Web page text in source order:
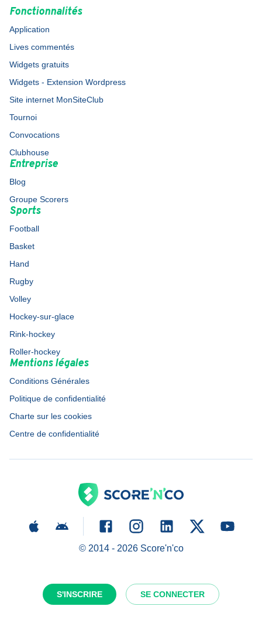
S'INSCRIRE SE CONNECTER
Fonctionnalités
Application
Lives commentés
Widgets gratuits
Widgets - Extension Wordpress
Site internet MonSiteClub
Tournoi
Convocations
Clubhouse
Entreprise
Blog
Groupe Scorers
Sports
Football
Basket
Hand
Rugby
Volley
Hockey-sur-glace
Rink-hockey
Roller-hockey
Mentions légales
Conditions Générales
Politique de confidentialité
Charte sur les cookies
Centre de confidentialité
© 2014 - 2026Score'n'co